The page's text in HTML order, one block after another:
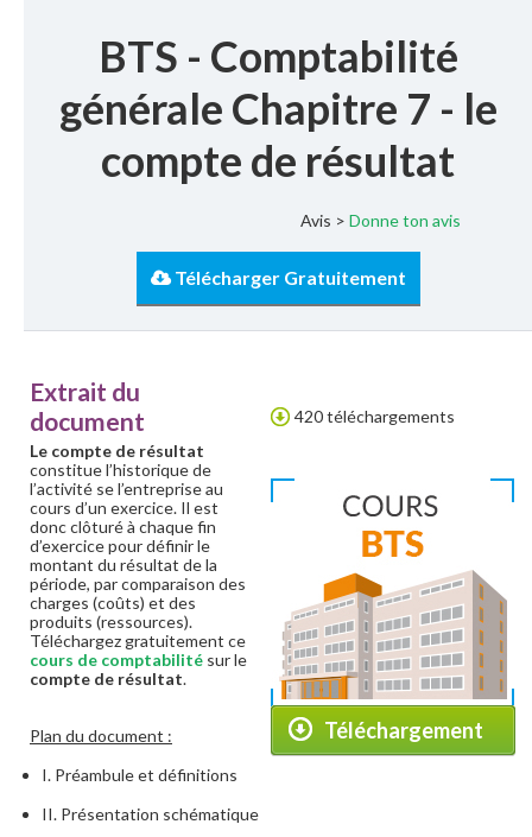
BTS - Comptabilité
générale Chapitre 7 - le
compte de résultat
Avis > Donne ton avis
Télécharger Gratuitement
Téléchargement
420 téléchargements
Extrait du
document
Le compte de résultat
constitue l’historique de
l’activité se l’entreprise au
cours d’un exercice. Il est
donc clôturé à chaque fin
d’exercice pour définir le
montant du résultat de la
période, par comparaison des
charges (coûts) et des
produits (ressources).
Téléchargez gratuitement ce
cours de comptabilité sur le
compte de résultat.
Plan du document :
I. Préambule et définitions
II. Présentation schématique